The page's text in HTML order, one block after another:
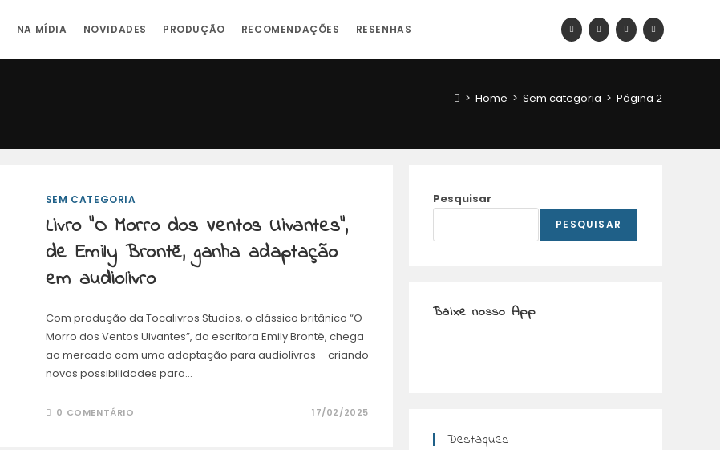
NA MÍDIA NOVIDADES PRODUÇÃO RECOMENDAÇÕES RESENHAS
> Home > Sem categoria > Página 2
SEM CATEGORIA
Livro “O Morro dos Ventos Uivantes”,
de Emily Brontë, ganha adaptação
em audiolivro
Com produção da Tocalivros Studios, o clássico britânico “O
Morro dos Ventos Uivantes”, da escritora Emily Brontë, chega
ao mercado com uma adaptação para audiolivros – criando
novas possibilidades para…
0 COMENTÁRIO 17/02/2025
Pesquisar
PESQUISAR
Baixe nosso App
Destaques